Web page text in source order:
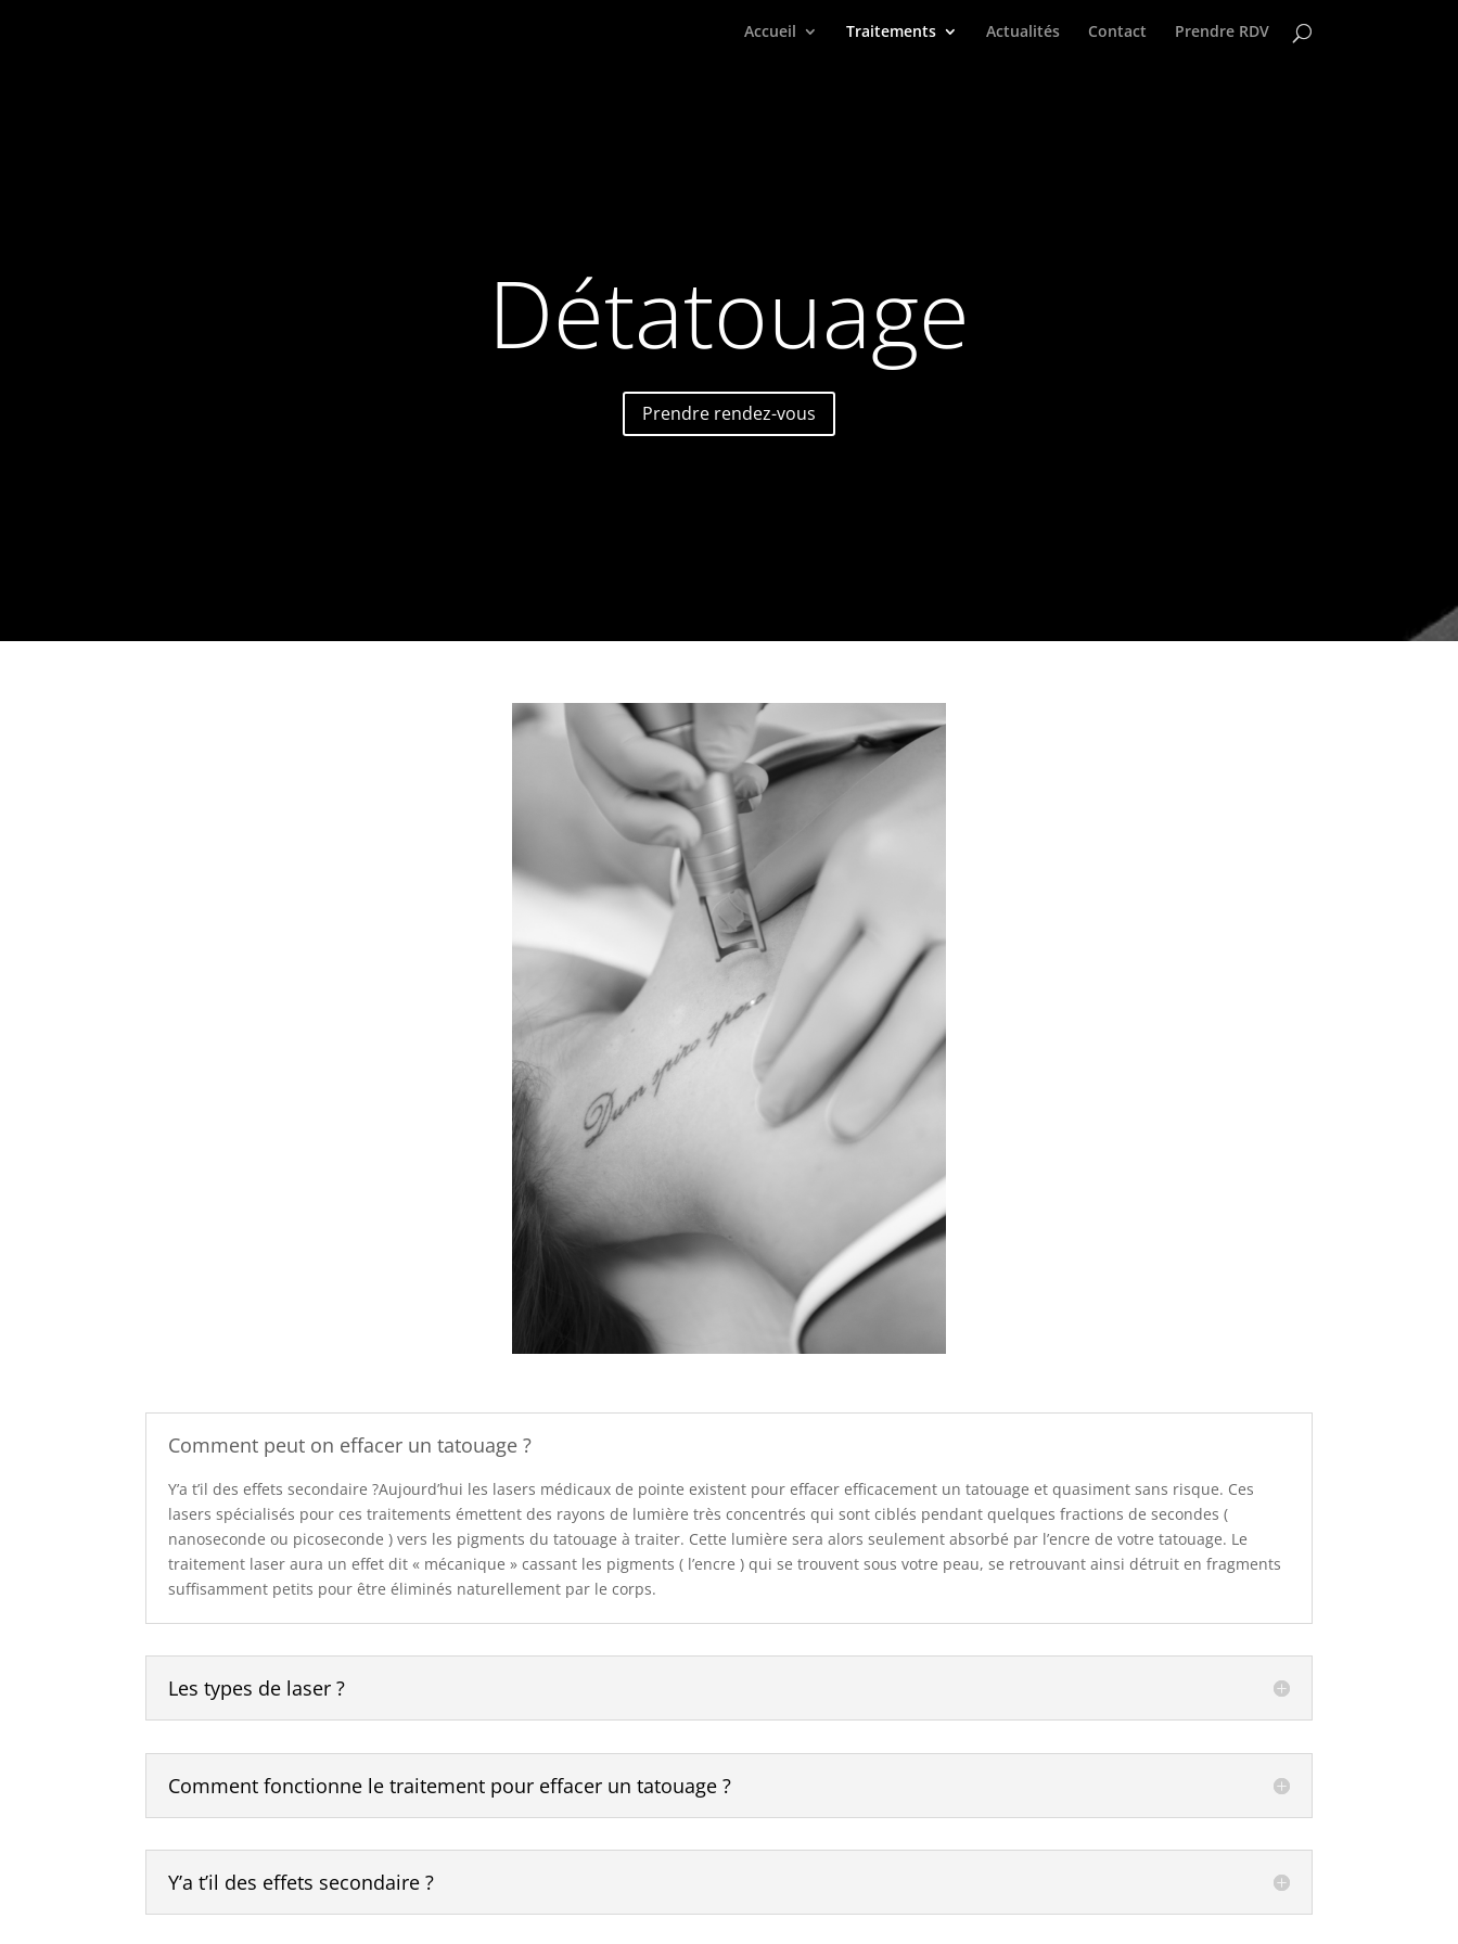
Accueil Traitements Actualités Contact Prendre RDV
Détatouage
Prendre rendez-vous
Comment peut on effacer un tatouage ?
Y’a t’il des effets secondaire ?Aujourd’hui les lasers médicaux de pointe existent pour effacer efficacement un tatouage et quasiment sans risque. Ces
lasers spécialisés pour ces traitements émettent des rayons de lumière très concentrés qui sont ciblés pendant quelques fractions de secondes (
nanoseconde ou picoseconde ) vers les pigments du tatouage à traiter. Cette lumière sera alors seulement absorbé par l’encre de votre tatouage. Le
traitement laser aura un effet dit « mécanique » cassant les pigments ( l’encre ) qui se trouvent sous votre peau, se retrouvant ainsi détruit en fragments
suffisamment petits pour être éliminés naturellement par le corps.
Les types de laser ?
Comment fonctionne le traitement pour effacer un tatouage ?
Y’a t’il des effets secondaire ?